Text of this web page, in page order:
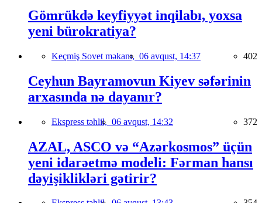
Gömrükdə keyfiyyət inqilabı, yoxsa
yeni bürokratiya?
Keçmiş Sovet məkanı, 06 avqust, 14:37 402
Ceyhun Bayramovun Kiyev səfərinin
arxasında nə dayanır?
Ekspress təhlil, 06 avqust, 14:32 372
AZAL, ASCO və “Azərkosmos” üçün
yeni idarəetmə modeli: Fərman hansı
dəyişiklikləri gətirir?